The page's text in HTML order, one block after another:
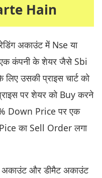
Hain
अकाउंट में Nse या
कंपनी के शेयर जैसे Sbi
उसकी प्राइस चार्ट को
पर शेयर को Buy करने
Down Price पर एक
का Sell Order लगा
अकाउंट और डीमैट अकाउंट